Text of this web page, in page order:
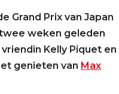
Grand Prix van Japan
weken geleden
Kelly Piquet en
genieten van Max